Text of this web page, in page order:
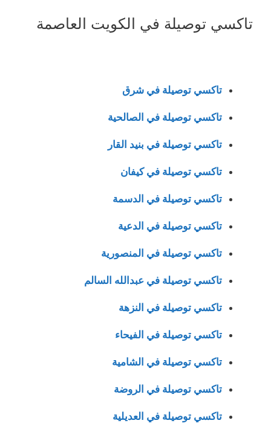
تاكسي توصيلة في الكويت العاصمة
تاكسي توصيلة في شرق
تاكسي توصيلة في الصالحية
تاكسي توصيلة في بنيد القار
تاكسي توصيلة في كيفان
تاكسي توصيلة في الدسمة
تاكسي توصيلة في الدعية
تاكسي توصيلة في المنصورية
تاكسي توصيلة في عبدالله السالم
تاكسي توصيلة في النزهة
تاكسي توصيلة في الفيحاء
تاكسي توصيلة في الشامية
تاكسي توصيلة في الروضة
تاكسي توصيلة في العديلية